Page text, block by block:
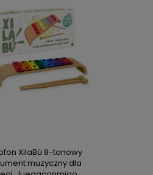
XilaBú 8-tonowy
muzyczny dla